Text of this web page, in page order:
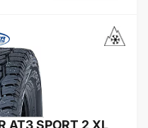
AT3 SPORT 2 XL